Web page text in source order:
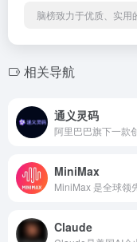
脑榜致力于优质、实用
相关导航
通义灵码
MiniMax
Claude